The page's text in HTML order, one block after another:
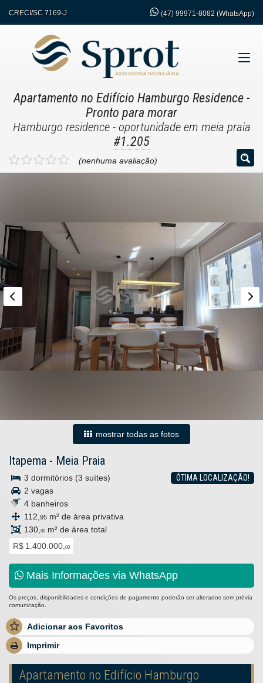
CRECI/SC 7169-J (47) 99971-8082 (WhatsApp)
Apartamento no Edifício Hamburgo Residence -
Pronto para morar
Hamburgo residence - oportunidade em meia praia
#1.205
(nenhuma avaliação)
mostrar todas as fotos
Itapema - Meia Praia
ÓTIMA LOCALIZAÇÃO!
3 dormitórios (3 suítes)
2 vagas
4 banheiros
112, 95 m² de área privativa
130, 00 m² de área total
R$ 1.400.000, 00
Mais Informações via WhatsApp
Os preços, disponibilidades e condições de pagamento poderão ser alterados sem prévia
comunicação.
Adicionar aos Favoritos
Imprimir
Apartamento no Edifício Hamburgo